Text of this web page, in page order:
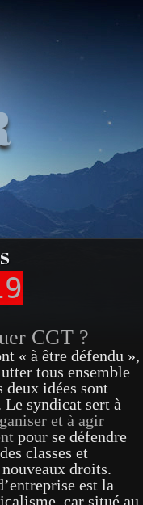
CGT ?
« à être défendu »,
tous ensemble
deux idées sont
Le syndicat sert à
et à agir
pour se défendre
classes et
droits.
est la
car situé au